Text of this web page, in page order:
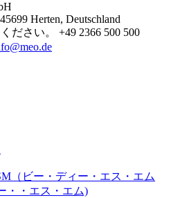
Herten, Deutschland
ださい。 +49 2366 500 500
（ビー・ディー・エス・エム
・・エス・エム)